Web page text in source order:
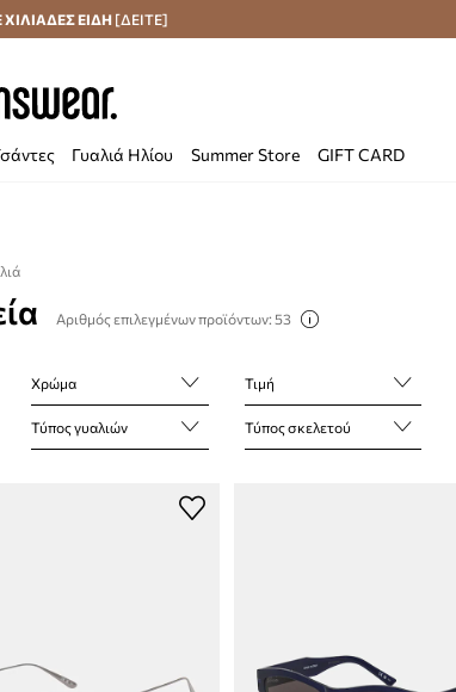
Εξοικονομήστε με το Answear Club
ΧΙΛΙΑΔΕΣ ΕΙΔΗ [ΔΕΙΤΕ]
Γυαλιά Ηλίου Summer Store GIFT CARD
Αριθμός επιλεγμένων προϊόντων: 53
Χρώμα Τιμή
Τύπος γυαλιών Τύπος σκελετού